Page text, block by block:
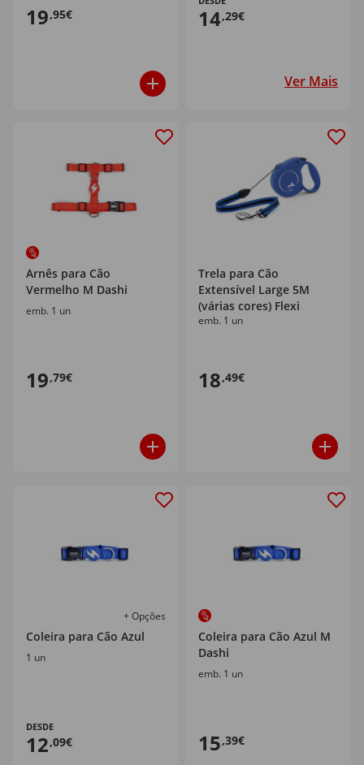
19,95€ 14,29€
Ver Mais
Arnês para Cão
Vermelho M Dashi
emb. 1 un
19,79€
Trela para Cão
Extensível Large 5M
(várias cores) Flexi
emb. 1 un
18,49€
+ Opções
Coleira para Cão Azul
1 un
DESDE
12,09€
Coleira para Cão Azul M
Dashi
emb. 1 un
15,39€